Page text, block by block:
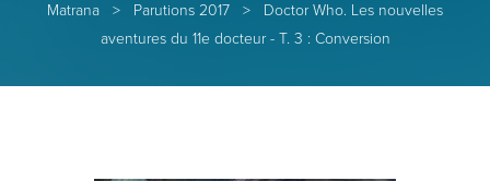
Matrana > Parutions 2017 >
Doctor Who. Les nouvelles
aventures du 11e docteur - T. 3 : Conversion